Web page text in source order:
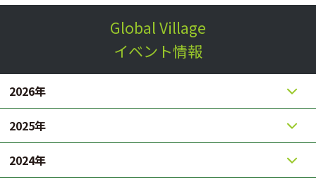
Global Village
イベント情報
2026年
2025年
2024年